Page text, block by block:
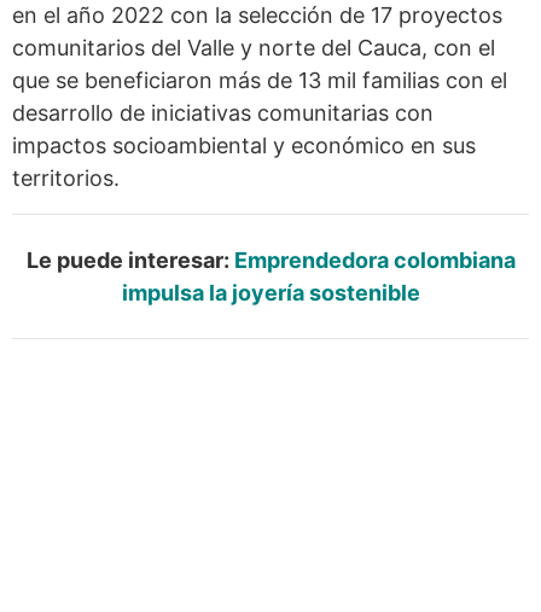
en el año 2022 con la selección de 17 proyectos
comunitarios del Valle y norte del Cauca, con el
que se beneficiaron más de 13 mil familias con el
desarrollo de iniciativas comunitarias con
impactos socioambiental y económico en sus
territorios.
Le puede interesar: Emprendedora colombiana
impulsa la joyería sostenible